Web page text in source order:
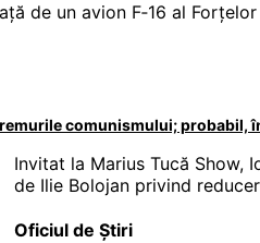
de un avion F‑16 al
comunismului; probabil,
Invitat la Marius Tucă Show,
de Ilie Bolojan privind
Oficiul de Știri